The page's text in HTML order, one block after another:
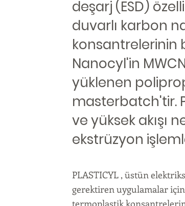
deşarj (ESD)
duvarlı karbon
konsantrelerinin
Nanocyl'in
yüklenen
masterbatch'tir.
ve yüksek akışı
ekstrüzyon
PLASTICYL , üstün
gerektiren uygulamalar
termoplastik